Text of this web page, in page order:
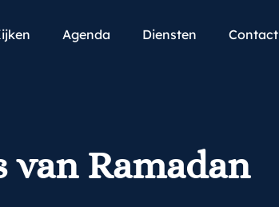
Agenda Diensten Contact
van Ramadan